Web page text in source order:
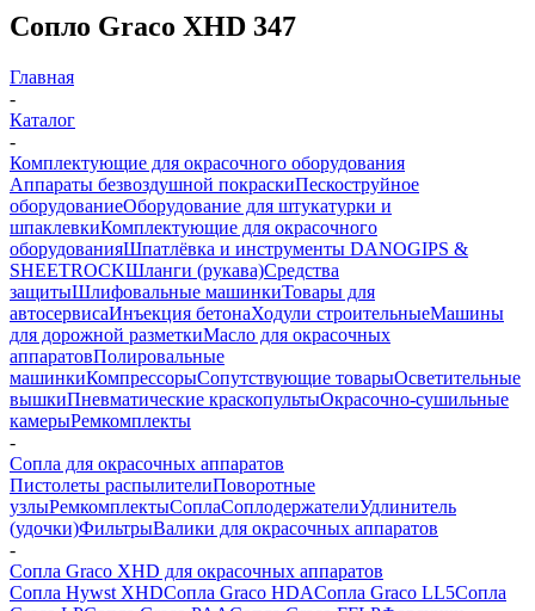
Сопло Graco XHD 347
Главная
-
Каталог
-
Комплектующие для окрасочного оборудования
Аппараты безвоздушной покраскиПескоструйное
оборудованиеОборудование для штукатурки и
шпаклевкиКомплектующие для окрасочного
оборудованияШпатлёвка и инструменты DANOGIPS &
SHEETROCKШланги (рукава)Средства
защитыШлифовальные машинкиТовары для
автосервисаИнъекция бетонаХодули строительныеМашины
для дорожной разметкиМасло для окрасочных
аппаратовПолировальные
машинкиКомпрессорыСопутствующие товарыОсветительные
вышкиПневматические краскопультыОкрасочно-сушильные
камерыРемкомплекты
-
Сопла для окрасочных аппаратов
Пистолеты распылителиПоворотные
узлыРемкомплектыСоплаСоплодержателиУдлинитель
(удочки)ФильтрыВалики для окрасочных аппаратов
-
Сопла Graco XHD для окрасочных аппаратов
Сопла Hywst XHDСопла Graco HDAСопла Graco LL5Сопла